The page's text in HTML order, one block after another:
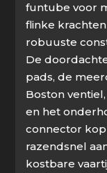
funtube voor
flinke
robuuste
De
pads, de
Boston
en het
connector
razendsnel
kostbare